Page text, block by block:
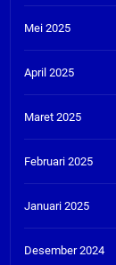
Mei 2025
April 2025
Maret 2025
Februari 2025
Januari 2025
Desember 2024